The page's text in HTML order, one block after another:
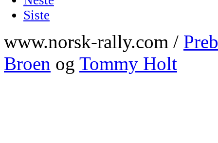
Siste
www.norsk-rally.com /
Broen og Tommy Holt